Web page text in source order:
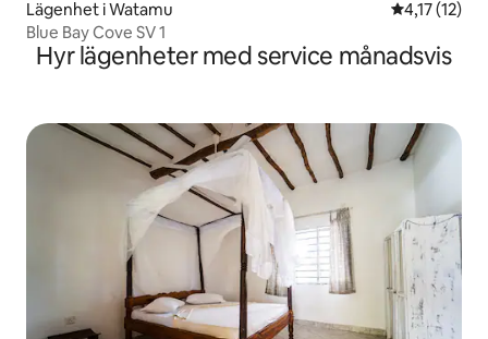
Lägenhet i Watamu 4,17 av 5 i
4,17 (12)
Blue Bay Cove SV 1
Hyr lägenheter med service månadsvis